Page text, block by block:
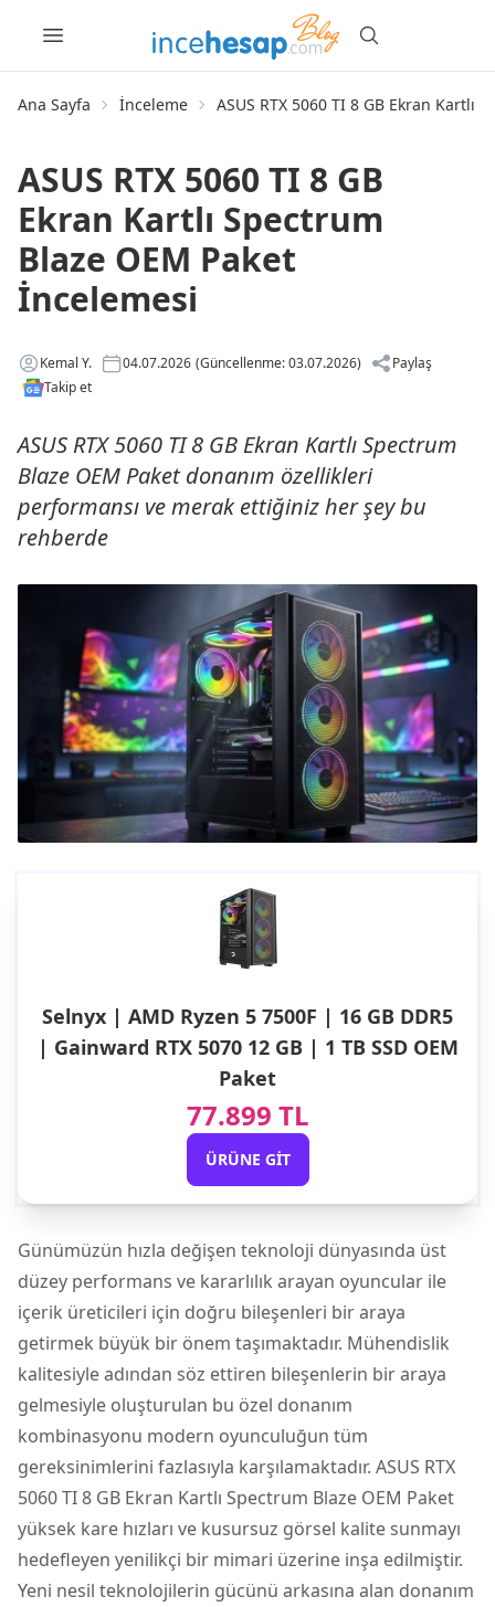
Ana Sayfa İnceleme ASUS RTX 5060 TI 8 GB Ekran Kartlı
ASUS RTX 5060 TI 8 GB
Ekran Kartlı Spectrum
Blaze OEM Paket
İncelemesi
Kemal Y. 04.07.2026 (Güncellenme: 03.07.2026)
Paylaş
Takip et
ASUS RTX 5060 TI 8 GB Ekran Kartlı Spectrum
Blaze OEM Paket donanım özellikleri
performansı ve merak ettiğiniz her şey bu
rehberde
Selnyx | AMD Ryzen 5 7500F | 16 GB DDR5
| Gainward RTX 5070 12 GB | 1 TB SSD OEM
Paket
77.899 TL
ÜRÜNE GIT
Günümüzün hızla değişen teknoloji dünyasında üst
düzey performans ve kararlılık arayan oyuncular ile
içerik üreticileri için doğru bileşenleri bir araya
getirmek büyük bir önem taşımaktadır. Mühendislik
kalitesiyle adından söz ettiren bileşenlerin bir araya
gelmesiyle oluşturulan bu özel donanım
kombinasyonu modern oyunculuğun tüm
gereksinimlerini fazlasıyla karşılamaktadır. ASUS RTX
5060 TI 8 GB Ekran Kartlı Spectrum Blaze OEM Paket
yüksek kare hızları ve kusursuz görsel kalite sunmayı
hedefleyen yenilikçi bir mimari üzerine inşa edilmiştir.
Yeni nesil teknolojilerin gücünü arkasına alan donanım